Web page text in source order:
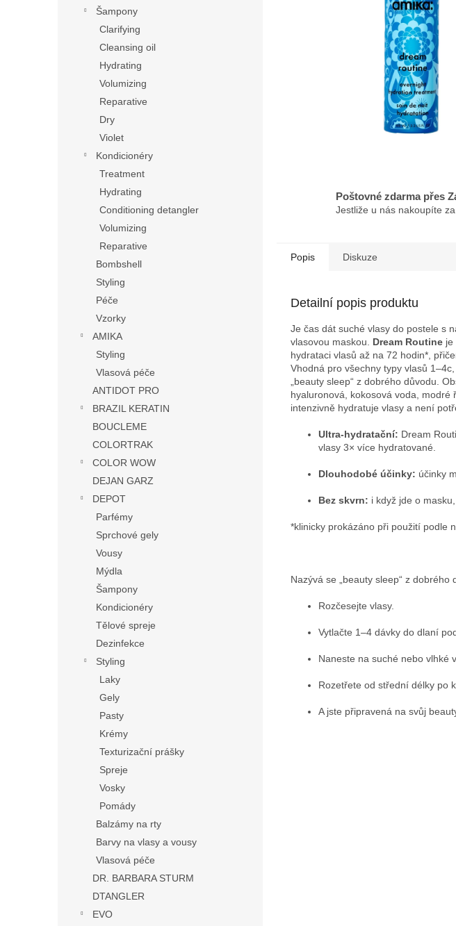
Šampony
Clarifying
Cleansing oil
Hydrating
Volumizing
Reparative
Dry
Violet
Kondicionéry
Treatment
Hydrating
Conditioning detangler
Volumizing
Reparative
Bombshell
Styling
Péče
Vzorky
AMIKA
Styling
Vlasová péče
ANTIDOT PRO
BRAZIL KERATIN
BOUCLEME
COLORTRAK
COLOR WOW
DEJAN GARZ
DEPOT
Parfémy
Sprchové gely
Vousy
Mýdla
Šampony
Kondicionéry
Tělové spreje
Dezinfekce
Styling
Laky
Gely
Pasty
Krémy
Texturizační prášky
Spreje
Vosky
Pomády
Balzámy na rty
Barvy na vlasy a vousy
Vlasová péče
DR. BARBARA STURM
DTANGLER
EVO
Poštovné zdarma přes
Jestliže u nás nakoupíte
Popis Diskuze
Detailní popis produktu
Je čas dát suché vlasy do postele s
vlasovou maskou.
Dream Routine je
hydrataci vlasů až na 72 hodin*,
Vhodná pro všechny typy vlasů
„beauty sleep“ z dobrého důvodu.
hyaluronová, kokosová voda, modré
intenzivně hydratuje vlasy a není
Ultra-hydratační: Dream
vlasy 3× více hydratované.
Dlouhodobé účinky: účinky
Bez skvrn: i když jde o
*klinicky prokázáno při použití podle
Nazývá se „beauty sleep“ z dobrého
Rozčesejte vlasy.
Vytlačte 1–4 dávky do dlaní
Naneste na suché nebo vlhké
Rozetřete od střední délky po
A jste připravená na svůj